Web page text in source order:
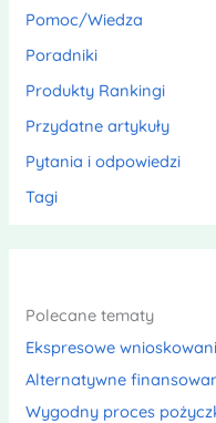
Pomoc/Wiedza
Poradniki
Produkty Rankingi
Przydatne artykuły
Pytania i odpowiedzi
Tagi
Polecane tematy
Ekspresowe
Alternatywne
Wygodny proces